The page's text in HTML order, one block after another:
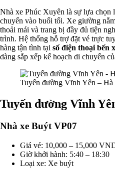
Nhà xe Phúc Xuyên là sự lựa chọn
chuyển vào buổi tối. Xe giường
thoải mái và trang bị đầy đủ tiện
trình. Hệ thống hỗ trợ đặt vé trực
hàng tận tình tại số điện thoại bến
dàng sắp xếp kế hoạch di chuyển
Tuyến đường Vĩnh Yên – Hà
Tuyến đường Vĩnh
Nhà xe Buýt VP07
Giá vé: 10,000 – 15,000
Giờ khởi hành: 5:40 – 18:30
Loại xe: Xe buýt